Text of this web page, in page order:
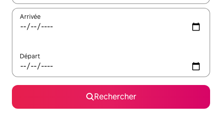
Arrivée
Départ
Rechercher